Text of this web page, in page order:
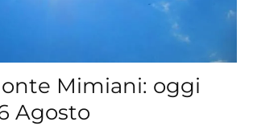
Mimiani: oggi
Agosto